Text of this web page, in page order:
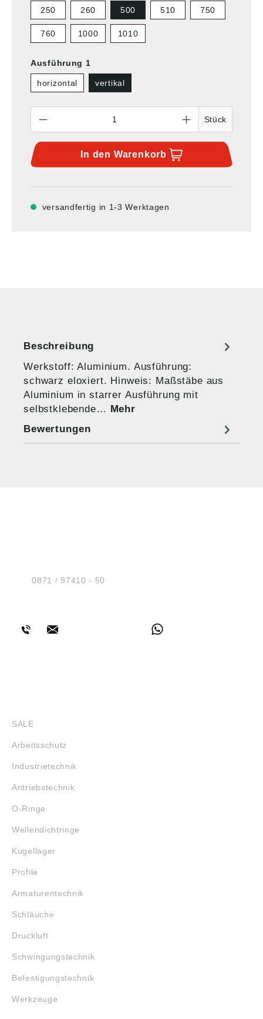
250 260 500 510 750
760 1000 1010
Ausführung 1
horizontal vertikal
Stück
In den Warenkorb
versandfertig in 1-3 Werktagen
Beschreibung
Werkstoff: Aluminium. Ausführung:
schwarz eloxiert. Hinweis: Maßstäbe aus
Aluminium in starrer Ausführung mit
selbstklebende… Mehr
Bewertungen
Tel.:0871 / 97410 - 50
SALE
Arbeitsschutz
Industrietechnik
Antriebstechnik
O-Ringe
Wellendichtringe
Kugellager
Profile
Armaturentechnik
Schläuche
Druckluft
Schwingungstechnik
Befestigungstechnik
Werkzeuge